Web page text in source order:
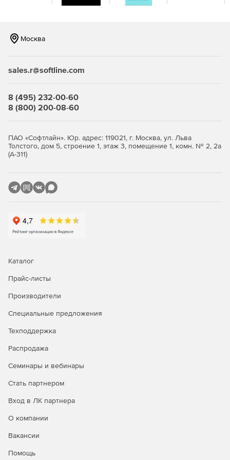
Артефакты, созданные с помощью SQL Change
Automation, полностью поддерживают изменения данных,
Просмотр и утверждение изменений базы данных
Автоматизация изменений SQL включает этап проверки,
который интегрируется с инструментом
предупреждения, если есть вероятность потери данных.
Точный скрипт, необходимый для автоматизации
SQL Change Automation создает скрипт для обновления
управления релизами.
Москва
sales.r@softline.com
8 (495) 232-00-60
8 (800) 200-08-60
ПАО «Софтлайн». Юр. адрес: 119021, г. Москва, ул. Льва
Толстого, дом 5, строение 1, этаж 3, помещение 1, комн. № 2, 2а
(А-311)
Каталог
Прайс-листы
Производители
Специальные предложения
Техподдержка
Распродажа
Семинары и вебинары
Стать партнером
Вход в ЛК партнера
О компании
Вакансии
Помощь